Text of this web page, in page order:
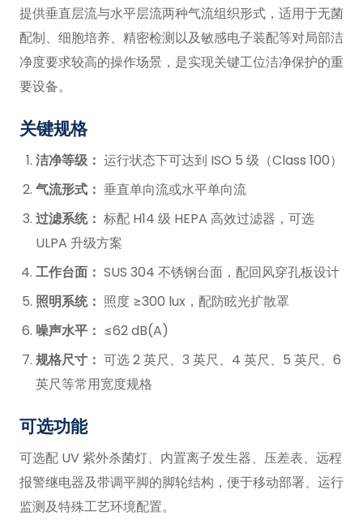
提供垂直层流与水平层流两种气流组织形式，适用于无菌
配制、细胞培养、精密检测以及敏感电子装配等对局部洁
净度要求较高的操作场景，是实现关键工位洁净保护的重
要设备。
关键规格
洁净等级： 运行状态下可达到 ISO 5 级（Class 100）
气流形式： 垂直单向流或水平单向流
过滤系统： 标配 H14 级 HEPA 高效过滤器，可选
ULPA 升级方案
工作台面： SUS 304 不锈钢台面，配回风穿孔板设计
照明系统： 照度 ≥300 lux，配防眩光扩散罩
噪声水平： ≤62 dB(A)
规格尺寸： 可选 2 英尺、3 英尺、4 英尺、5 英尺、6
英尺等常用宽度规格
可选功能
可选配 UV 紫外杀菌灯、内置离子发生器、压差表、远程
报警继电器及带调平脚的脚轮结构，便于移动部署、运行
监测及特殊工艺环境配置。